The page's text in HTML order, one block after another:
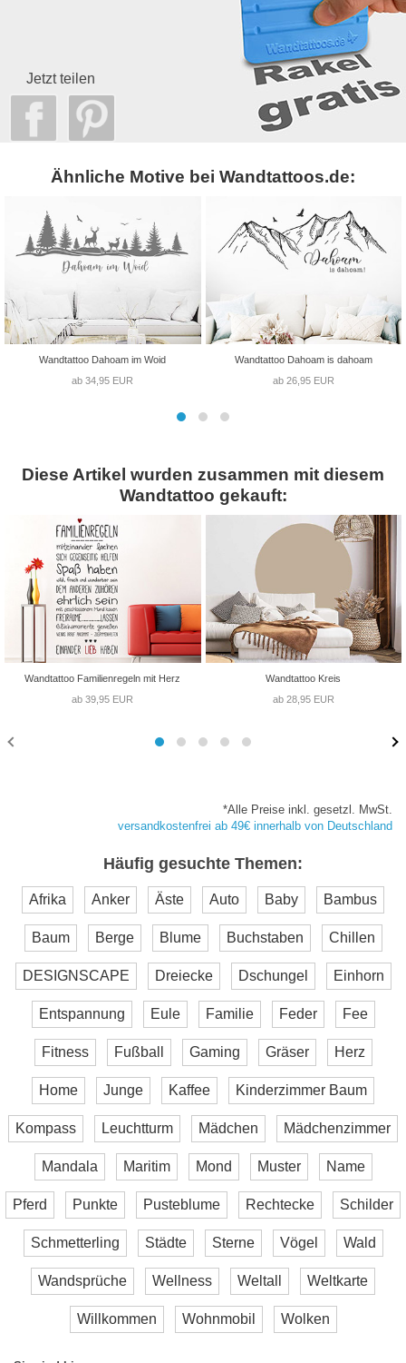
Jetzt teilen
Ähnliche Motive bei Wandtattoos.de:
Wandtattoo Dahoam im Woid
ab 34,95 EUR
Wandtattoo Dahoam is dahoam
ab 26,95 EUR
Diese Artikel wurden zusammen mit diesem
Wandtattoo gekauft:
Wandtattoo Familienregeln mit Herz
ab 39,95 EUR
Wandtattoo Kreis
ab 28,95 EUR
*Alle Preise inkl. gesetzl. MwSt.
versandkostenfrei ab 49€ innerhalb von Deutschland
Häufig gesuchte Themen:
Afrika Anker Äste Auto Baby Bambus
Baum Berge Blume Buchstaben Chillen
DESIGNSCAPE Dreiecke Dschungel Einhorn
Entspannung Eule Familie Feder Fee
Fitness Fußball Gaming Gräser Herz
Home Junge Kaffee Kinderzimmer Baum
Kompass Leuchtturm Mädchen Mädchenzimmer
Mandala Maritim Mond Muster Name
Pferd Punkte Pusteblume Rechtecke Schilder
Schmetterling Städte Sterne Vögel Wald
Wandsprüche Wellness Weltall Weltkarte
Willkommen Wohnmobil Wolken